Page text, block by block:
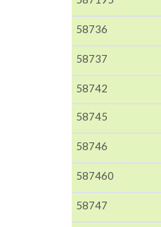
58736
58737
58742
58745
58746
587460
58747